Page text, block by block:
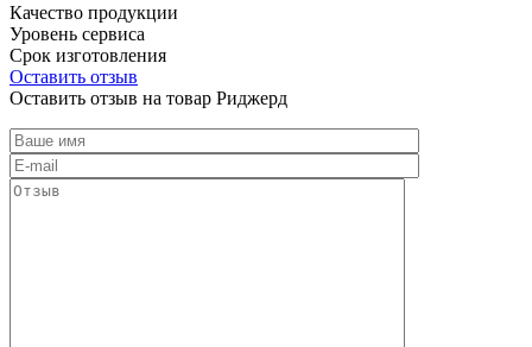
Качество продукции
Уровень сервиса
Срок изготовления
Оставить отзыв
Оставить отзыв на товар Риджерд